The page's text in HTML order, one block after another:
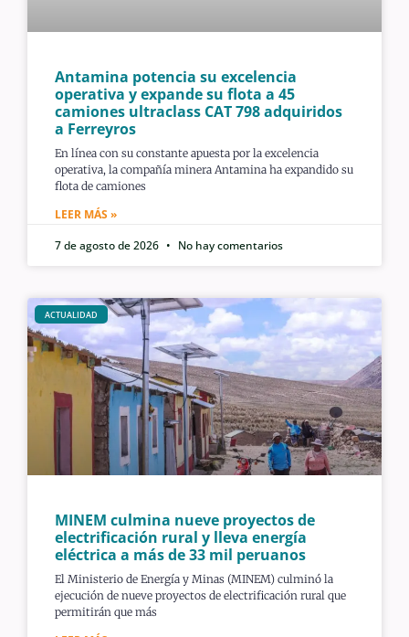
Antamina potencia su excelencia
operativa y expande su flota a 45
camiones ultraclass CAT 798 adquiridos
a Ferreyros
En línea con su constante apuesta por la excelencia
operativa, la compañía minera Antamina ha expandido su
flota de camiones
LEER MÁS »
7 de agosto de 2026
No hay comentarios
ACTUALIDAD
MINEM culmina nueve proyectos de
electrificación rural y lleva energía
eléctrica a más de 33 mil peruanos
El Ministerio de Energía y Minas (MINEM) culminó la
ejecución de nueve proyectos de electrificación rural que
permitirán que más